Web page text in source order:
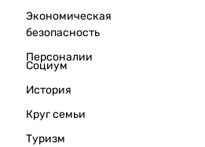
Экономическая
безопасность
Персоналии
Социум
История
Круг семьи
Туризм